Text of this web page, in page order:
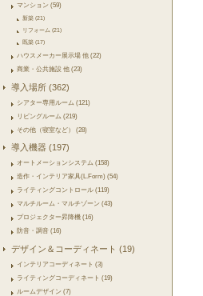
マンション (59)
新築 (21)
リフォーム (21)
既築 (17)
ハウスメーカー展示場 他 (22)
商業・公共施設 他 (23)
導入場所 (362)
シアター専用ルーム (121)
リビングルーム (219)
その他（寝室など） (28)
導入機器 (197)
オートメーションシステム (158)
造作・インテリア家具(L.Form) (54)
ライティングコントロール (119)
マルチルーム・マルチゾーン (43)
プロジェクター昇降機 (16)
防音・調音 (16)
デザイン＆コーディネート (19)
インテリアコーディネート (3)
ライティングコーディネート (19)
ルームデザイン (7)